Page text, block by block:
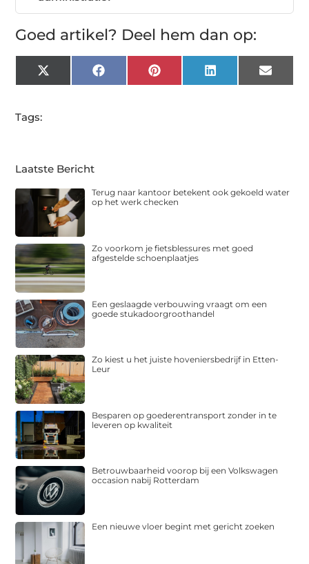
Goed artikel? Deel hem dan op:
X
(Twitter)
FacebookPinterest LinkedIn Email
Tags:
Laatste Bericht
Terug naar kantoor betekent ook gekoeld water
op het werk checken
Zo voorkom je fietsblessures met goed
afgestelde schoenplaatjes
Een geslaagde verbouwing vraagt om een
goede stukadoorgroothandel
Zo kiest u het juiste hoveniersbedrijf in Etten-
Leur
Besparen op goederentransport zonder in te
leveren op kwaliteit
Betrouwbaarheid voorop bij een Volkswagen
occasion nabij Rotterdam
Een nieuwe vloer begint met gericht zoeken